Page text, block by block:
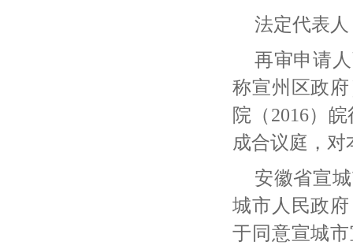
法定代表
再审申请
称宣州区政
院（ 2016）
成合议庭，
安徽省宣
城市人民政
于同意宣城